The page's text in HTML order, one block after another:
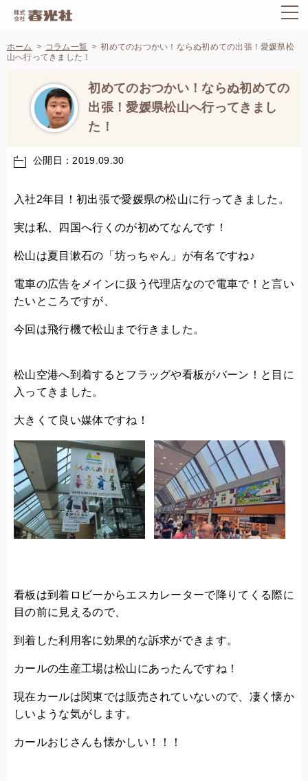
ホーム コラム一覧
初めてのおつかい！ならぬ初めての出張！愛媛県松
山へ行ってきました！
初めてのおつかい！ならぬ初めての
出張！愛媛県松山へ行ってきまし
た！
公開日：2019.09.30
入社2年目！初出張で愛媛県の松山に行ってきました。
実は私、四国へ行くのが初めてなんです！
松山は夏目漱石の「坊っちゃん」が有名ですね♪
電車の広告をメインに扱う代理店なので電車で！と言い
たいところですが、
今回は飛行機で松山まで行きました。
松山空港へ到着するとフラッグや看板がバーン！と目に
入ってきました。
大きくて良い媒体ですね！
看板は到着ロビーからエスカレーターで降りてくる際に
目の前に見えるので、
到着した利用客に効果的な訴求ができます。
カールの生産工場は松山にあったんですね！
現在カールは関東では販売されていないので、凄く懐か
しいような気がします。
カールおじさんも懐かしい！！！